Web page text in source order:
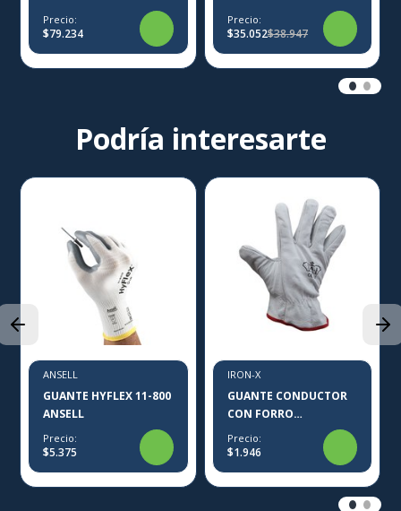
Precio:
$79.234
Precio:
$35.052$38.947
Podría interesarte
ANSELL
GUANTE HYFLEX 11-800
ANSELL
Precio:
$5.375
IRON-X
GUANTE CONDUCTOR
CON FORRO
CERTIFICADO IRON-X
Precio:
$1.946